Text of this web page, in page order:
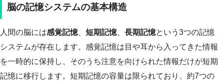
脳の記憶システムの基本構造
人間の脳には感覚記憶、 短期記憶、 長期記憶という3つの記憶
システムが存在します。感覚記憶は目や耳から入ってきた情報
を一時的に保持し、そのうち注意を向けられた情報だけが短期
記憶に移行します。短期記憶の容量は限られており、約7つの